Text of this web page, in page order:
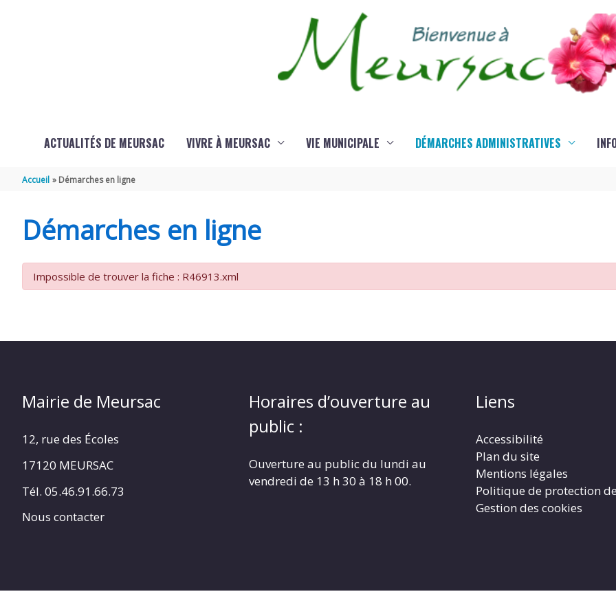
ACTUALITÉS DE MEURSAC VIVRE À MEURSAC VIE MUNICIPALE DÉMARCHES ADMINISTRATIVES
Accueil Démarches en ligne
Démarches en ligne
Impossible de trouver la fiche : R46913.xml
Mairie de Meursac
12, rue des Écoles
17120 MEURSAC
Tél. 05.46.91.66.73
Nous contacter
Horaires d’ouverture au
public :
Ouverture au public du lundi au
vendredi de 13 h 30 à 18 h 00.
Liens
Accessibilité
Plan du site
Mentions légales
Politique de protection
Gestion des cookies